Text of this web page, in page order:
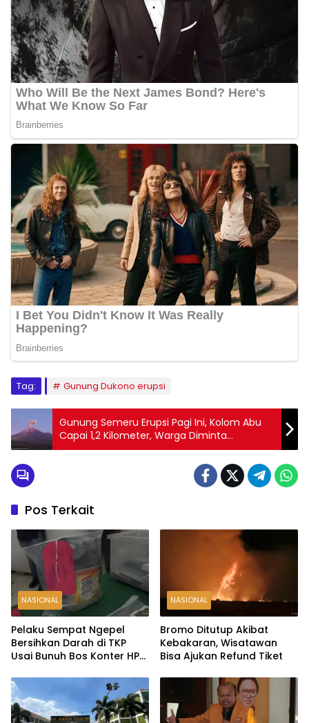
Tag: Gunung Dukono erupsi
Gunung Semeru Erupsi Pagi Ini, Kolom Abu
Capai 1,2 Kilometer, Warga Diminta
Waspada
Pos Terkait
NASIONAL
Pelaku Sempat Ngepel
Bersihkan Darah di TKP
Usai Bunuh Bos Konter HP
NASIONAL
Bromo Ditutup Akibat
Kebakaran, Wisatawan
Bisa Ajukan Refund Tiket